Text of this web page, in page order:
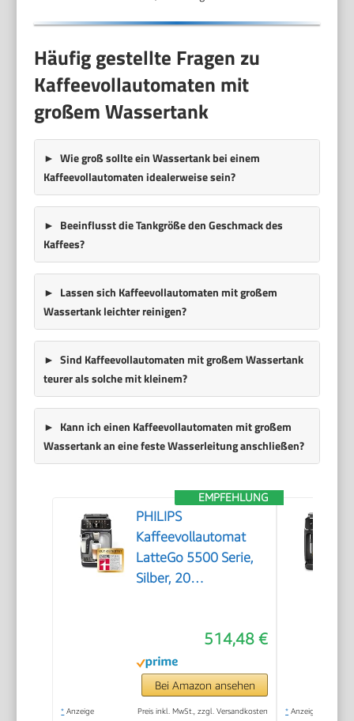
Häufig gestellte Fragen zu
Kaffeevollautomaten mit
großem Wassertank
Wie groß sollte ein Wassertank bei einem
Kaffeevollautomaten idealerweise sein?
Beeinflusst die Tankgröße den Geschmack des
Kaffees?
Lassen sich Kaffeevollautomaten mit großem
Wassertank leichter reinigen?
Sind Kaffeevollautomaten mit großem Wassertank
teurer als solche mit kleinem?
Kann ich einen Kaffeevollautomaten mit großem
Wassertank an eine feste Wasserleitung anschließen?
EMPFEHLUNG
PHILIPS
Kaffeevollautomat
LatteGo 5500 Serie,
Silber, 20
514,48 €
Bei Amazon ansehen
* Anzeige Preis inkl. MwSt., zzgl. Versandkosten * Anzeige